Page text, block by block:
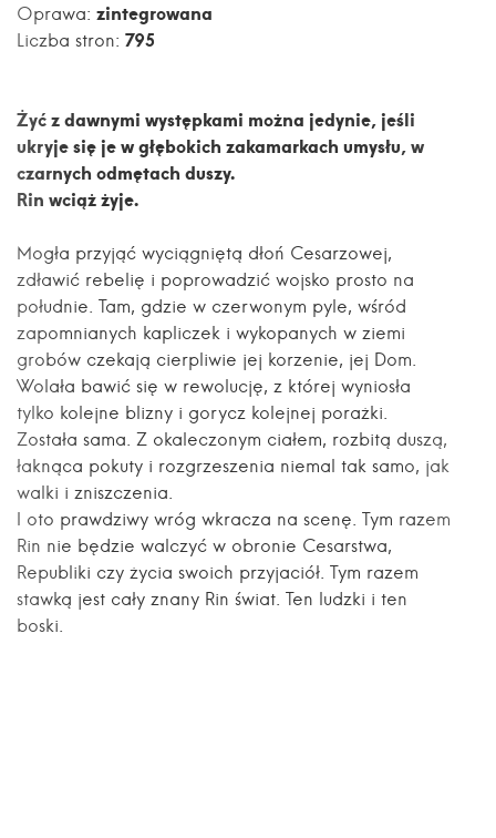
Oprawa: zintegrowana
Liczba stron: 795
Żyć z dawnymi występkami można jedynie, jeśli
ukryje się je w głębokich zakamarkach umysłu, w
czarnych odmętach duszy.
Rin wciąż żyje.
Mogła przyjąć wyciągniętą dłoń Cesarzowej,
zdławić rebelię i poprowadzić wojsko prosto na
południe. Tam, gdzie w czerwonym pyle, wśród
zapomnianych kapliczek i wykopanych w ziemi
grobów czekają cierpliwie jej korzenie, jej Dom.
Wolała bawić się w rewolucję, z której wyniosła
tylko kolejne blizny i gorycz kolejnej porażki.
Została sama. Z okaleczonym ciałem, rozbitą duszą,
łaknąca pokuty i rozgrzeszenia niemal tak samo, jak
walki i zniszczenia.
I oto prawdziwy wróg wkracza na scenę. Tym razem
Rin nie będzie walczyć w obronie Cesarstwa,
Republiki czy życia swoich przyjaciół. Tym razem
stawką jest cały znany Rin świat. Ten ludzki i ten
boski.